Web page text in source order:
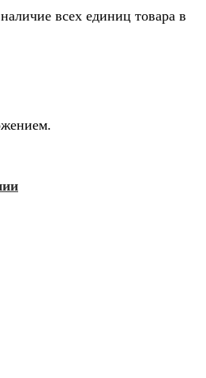
всех единиц товара в